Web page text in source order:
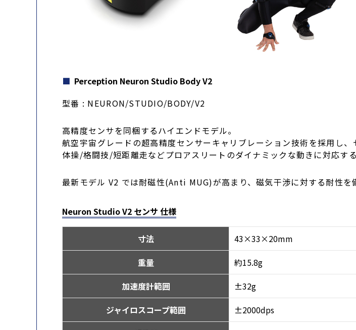
Perception Neuron Studio Body V2
型番 : NEURON/STUDIO/BODY/V2
高精度センサを同梱するハイエンドモデル。
航空宇宙グレードの超高精度センサーキャリブレーション技術を採用し
体操/格闘技/短距離走などプロアスリートのダイナミックな動きに対応す
最新モデル V2 では耐磁性(Anti MUG)が高まり、磁気干渉に対する耐性を
Neuron Studio V2 センサ 仕様
寸法
43×33×20mm
重量
約15.8g
加速度計範囲
±32g
ジャイロスコープ範囲
±2000dps